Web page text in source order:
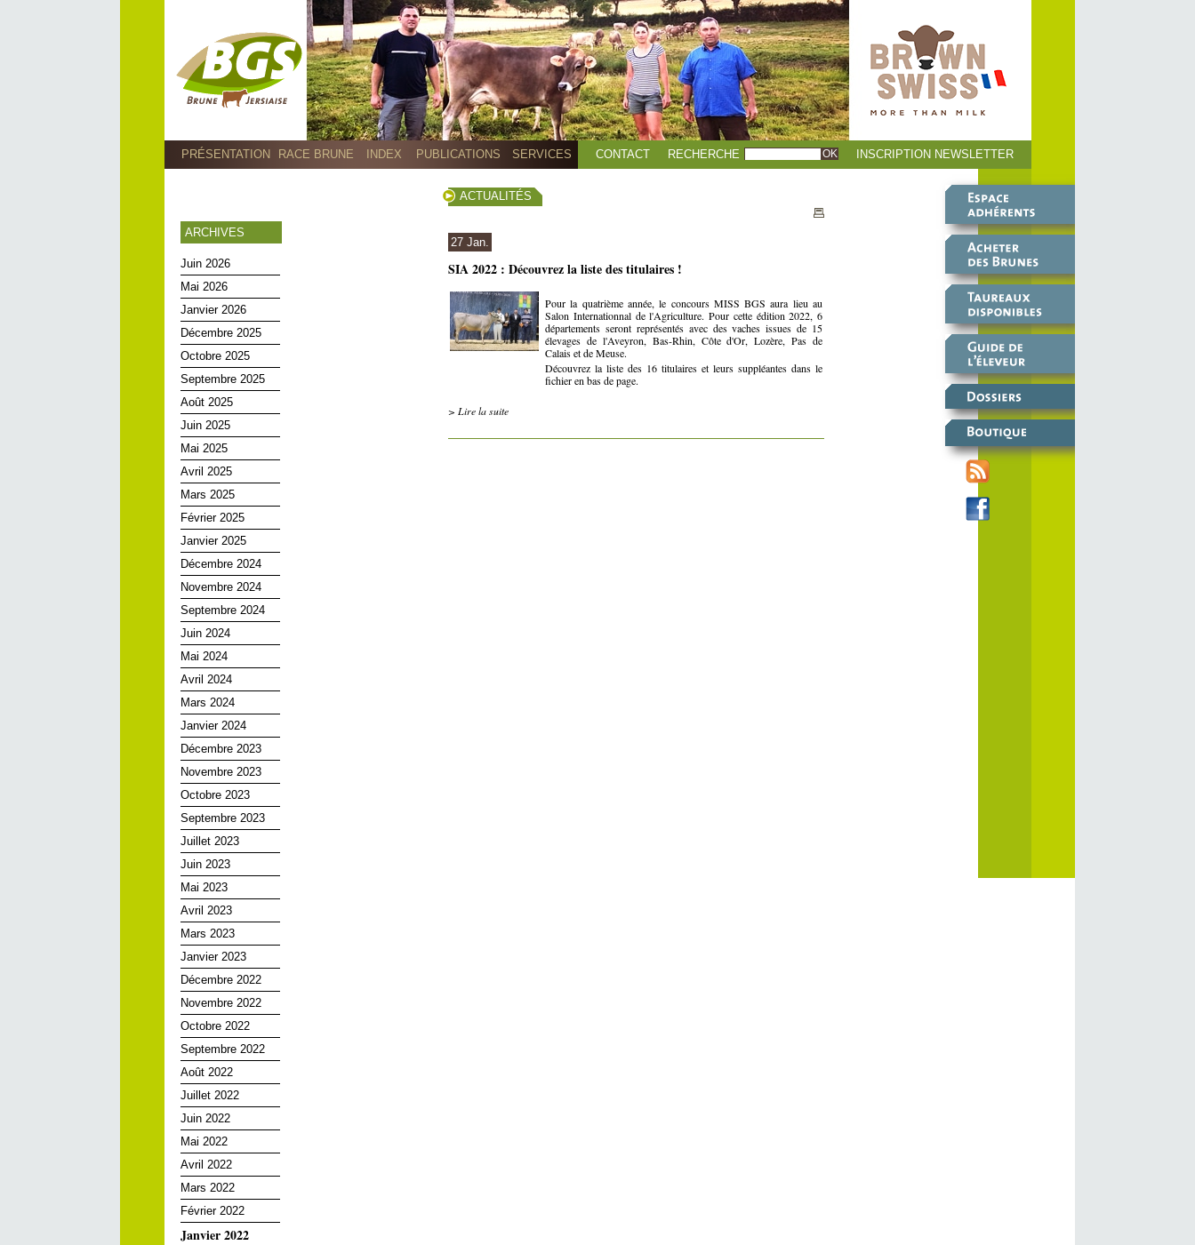
PRÉSENTATION RACE BRUNE INDEX PUBLICATIONS SERVICES CONTACT RECHERCHE INSCRIPTION NEWSLETTER
ARCHIVES
Juin 2026
Mai 2026
Janvier 2026
Décembre 2025
Octobre 2025
Septembre 2025
Août 2025
Juin 2025
Mai 2025
Avril 2025
Mars 2025
Février 2025
Janvier 2025
Décembre 2024
Novembre 2024
Septembre 2024
Juin 2024
Mai 2024
Avril 2024
Mars 2024
Janvier 2024
Décembre 2023
Novembre 2023
Octobre 2023
Septembre 2023
Juillet 2023
Juin 2023
Mai 2023
Avril 2023
Mars 2023
Janvier 2023
Décembre 2022
Novembre 2022
Octobre 2022
Septembre 2022
Août 2022
Juillet 2022
Juin 2022
Mai 2022
Avril 2022
Mars 2022
Février 2022
Janvier 2022
ACTUALITÉS
27 Jan.
SIA 2022 : Découvrez la liste des titulaires !
Pour la quatrième année, le concours MISS BGS aura lieu au
Salon Internationnal de l'Agriculture. Pour cette édition 2022, 6
départements seront représentés avec des vaches issues de 15
élevages de l'Aveyron, Bas-Rhin, Côte d'Or, Lozère, Pas de
Calais et de Meuse.
Découvrez la liste des 16 titulaires et leurs suppléantes dans le
fichier en bas de page.
> Lire la suite